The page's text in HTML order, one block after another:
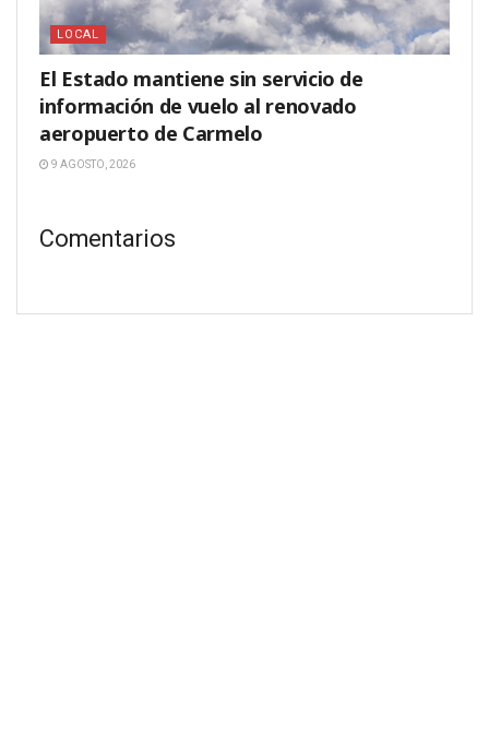
LOCAL
El Estado mantiene sin servicio de
información de vuelo al renovado
aeropuerto de Carmelo
9 AGOSTO, 2026
Comentarios